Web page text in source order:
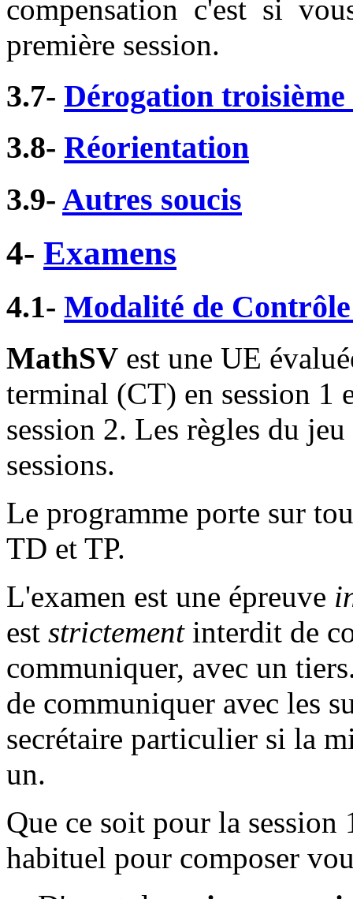
compensation c'est si
première session.
3.7- Dérogation
3.8- Réorientation
3.9- Autres soucis
4- Examens
4.1- Modalité de
MathSV est une UE
terminal (CT) en session 1
session 2. Les règles du
sessions.
Le programme porte sur
TD et TP.
L'examen est une épreuve
est strictementinterdit de
communiquer, avec un
de communiquer avec les
secrétaire particulier si la
un.
Que ce soit pour la
habituel pour composer